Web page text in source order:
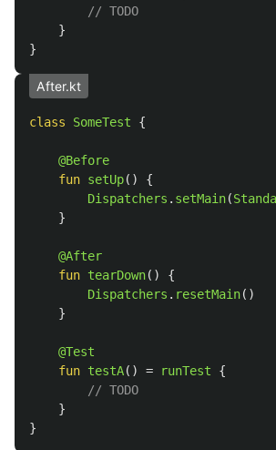
// TODO
}
}
After.kt
class SomeTest {
@Before
fun setUp()
{
Dispatchers . setMain(
}
@After
fun tearDown()
{
Dispatchers . resetMain()
}
@Test
fun testA() = runTest
{
// TODO
}
}